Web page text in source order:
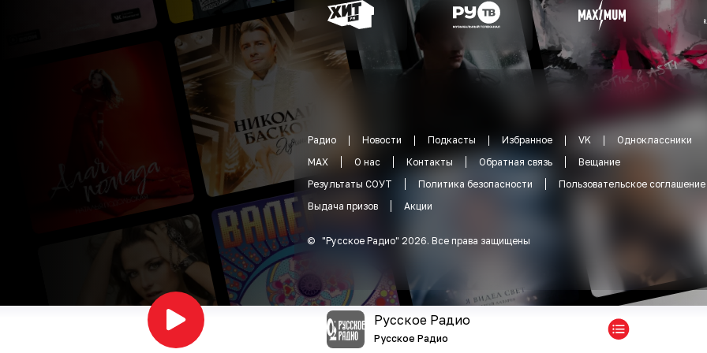
Радио Новости Подкасты Избранное VK
Одноклассники
MAX
О нас Контакты Обратная связь
Вещание
Результаты СОУТ
Политика безопасности
Пользовательское соглашение
Выдача призов
Акции
© "Русское Радио" 2026. Все права защищены
Русское Радио
Русское Радио